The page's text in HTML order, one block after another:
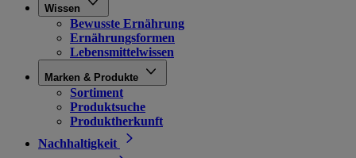
Wissen
Bewusste Ernährung
Ernährungsformen
Lebensmittelwissen
Marken & Produkte
Sortiment
Produktsuche
Produktherkunft
Nachhaltigkeit